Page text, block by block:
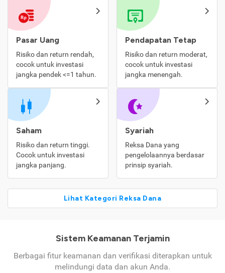
Pasar Uang
Risiko dan return rendah,
cocok untuk investasi
jangka pendek <=1 tahun.
Pendapatan Tetap
Risiko dan return moderat,
cocok untuk investasi
jangka menengah.
Saham
Risiko dan return tinggi.
Cocok untuk investasi
jangka panjang.
Syariah
Reksa Dana yang
pengelolaannya berdasar
prinsip syariah.
Lihat Kategori Reksa Dana
Sistem Keamanan Terjamin
Berbagai fitur keamanan dan verifikasi diterapkan untuk
melindungi data dan akun Anda.